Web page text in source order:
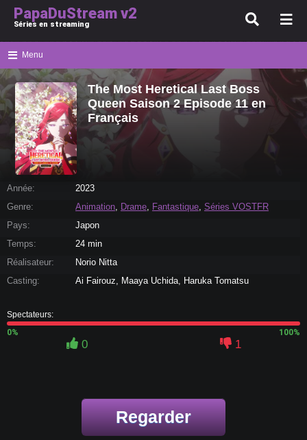
PapaDuStream v2
Séries en streaming
Menu
The Most Heretical Last Boss
Queen Saison 2 Episode 11 en
Français
Année:
2023
Genre:
Animation, Drame, Fantastique, Séries VOSTFR
Pays:
Japon
Temps:
24 min
Réalisateur:
Norio Nitta
Casting:
Ai Fairouz, Maaya Uchida, Haruka Tomatsu
Spectateurs:
0%
100%
0 1
Regarder